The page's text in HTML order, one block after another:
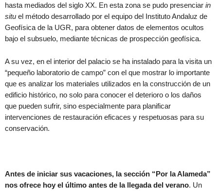
hasta mediados del siglo XX. En esta zona se pudo presenciar in
situ el método desarrollado por el equipo del Instituto Andaluz de
Geofísica de la UGR, para obtener datos de elementos ocultos
bajo el subsuelo, mediante técnicas de prospección geofísica.
A su vez, en el interior del palacio se ha instalado para la visita un
“pequeño laboratorio de campo” con el que mostrar lo importante
que es analizar los materiales utilizados en la construcción de un
edificio histórico, no solo para conocer el deterioro o los daños
que pueden sufrir, sino especialmente para planificar
intervenciones de restauración eficaces y respetuosas para su
conservación.
Antes de iniciar sus vacaciones, la sección “Por la Alameda”
nos ofrece hoy el último antes de la llegada del verano. Un